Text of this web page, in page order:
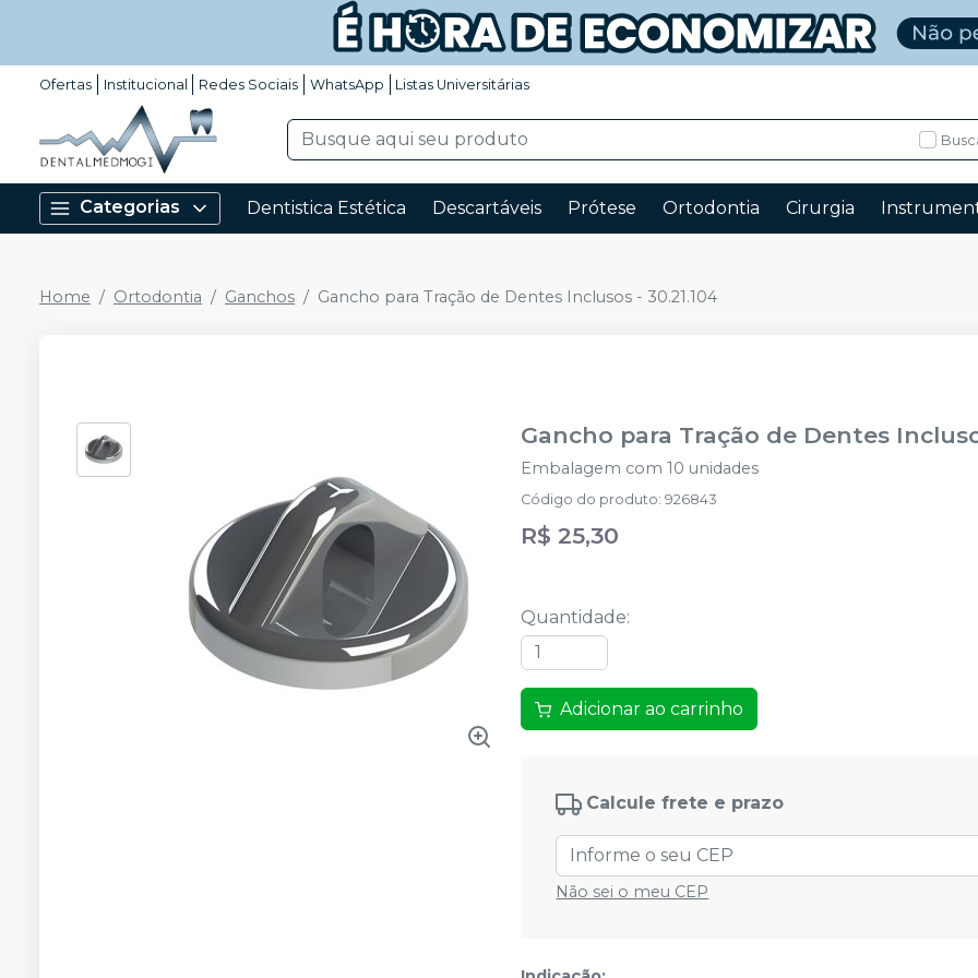
Ofertas Institucional Redes Sociais WhatsApp Listas Universitárias
Categorias Dentistica Estética Descartáveis Prótese Ortodontia Cirurgia
Home Ortodontia Ganchos Gancho para Tração de Dentes Inclusos - 30.21.104
Gancho para Tração de Dentes
Embalagem com 10 unidades
Código do produto:926843
R$ 25,30
Quantidade:
Adicionar ao carrinho
Calcule frete e prazo
Não sei o meu CEP